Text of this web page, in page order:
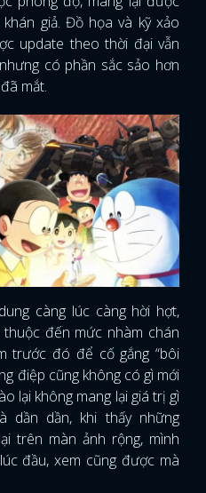
giả. Đồ họa và kỹ xảo
update theo thời đại vẫn
có phần sắc sảo hơn
mắt.
càng lúc càng hời hợt,
đến mức nhàm chán
trước đó để cố gắng “bôi
điệp cũng không có gì mới
lại không mang lại giá trị gì
dần dần, khi thấy những
trên màn ảnh rộng, mình
đầu, xem cũng được mà